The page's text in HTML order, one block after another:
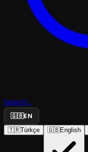
Search...
🇬🇧EN
🇹🇷Türkçe 🇬🇧English